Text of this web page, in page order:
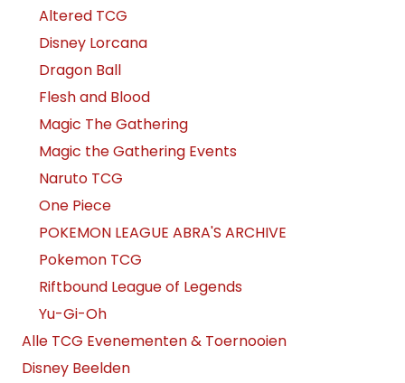
Altered TCG
Disney Lorcana
Dragon Ball
Flesh and Blood
Magic The Gathering
Magic the Gathering Events
Naruto TCG
One Piece
POKEMON LEAGUE ABRA'S ARCHIVE
Pokemon TCG
Riftbound League of Legends
Yu-Gi-Oh
Alle TCG Evenementen & Toernooien
Disney Beelden